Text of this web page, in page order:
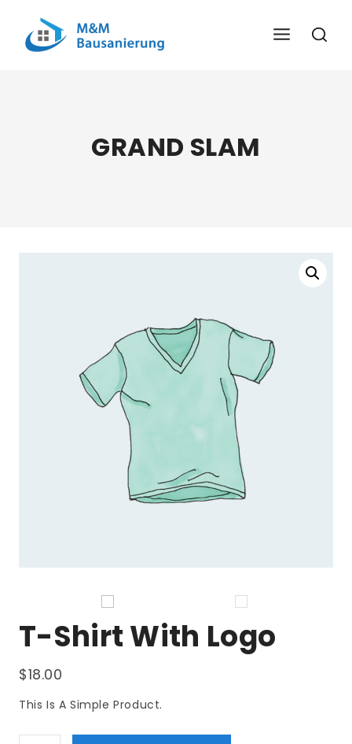
Content
GRAND SLAM
T-Shirt With Logo
$18.00
This Is A Simple Product.